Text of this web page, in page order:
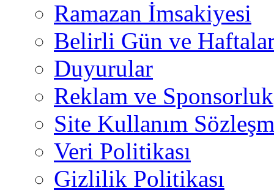
Ramazan İmsakiyesi
Belirli Gün ve
Duyurular
Reklam ve Sponsorluk
Site Kullanım
Veri Politikası
Gizlilik Politikası